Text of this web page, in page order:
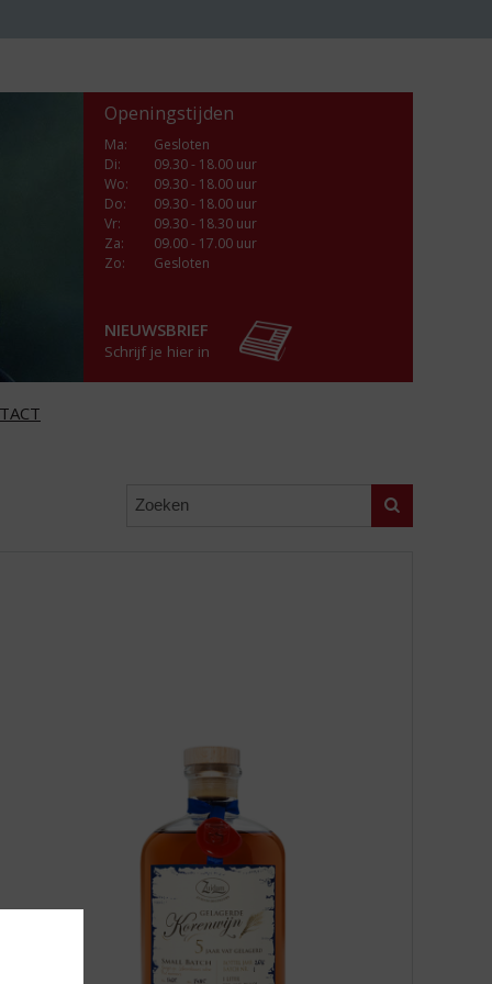
Openingstijden
Ma:
Gesloten
Di:
09.30 - 18.00 uur
Wo:
09.30 - 18.00 uur
Do:
09.30 - 18.00 uur
Vr:
09.30 - 18.30 uur
Za:
09.00 - 17.00 uur
Zo:
Gesloten
NIEUWSBRIEF
Schrijf je hier in
Zoeken